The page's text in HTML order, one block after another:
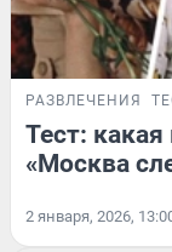
РАЗВЛЕЧЕНИЯ
Тест:
«Москва
2 января, 2026,